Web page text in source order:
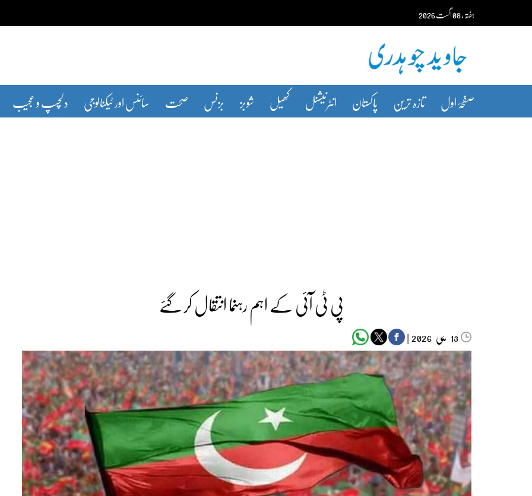
content ہفتہ‬‮،08اگست‬‮2026
صفحۂ اول تازہ ترین پاکستان انٹرنیشنل کھیل شوبز بزنس صحت سائنس اور ٹیکنالوجی دلچسپ و عجیب
پی ٹی آئی کے اہم رہنما انتقال کر گئے
13 مئی‬‮ |